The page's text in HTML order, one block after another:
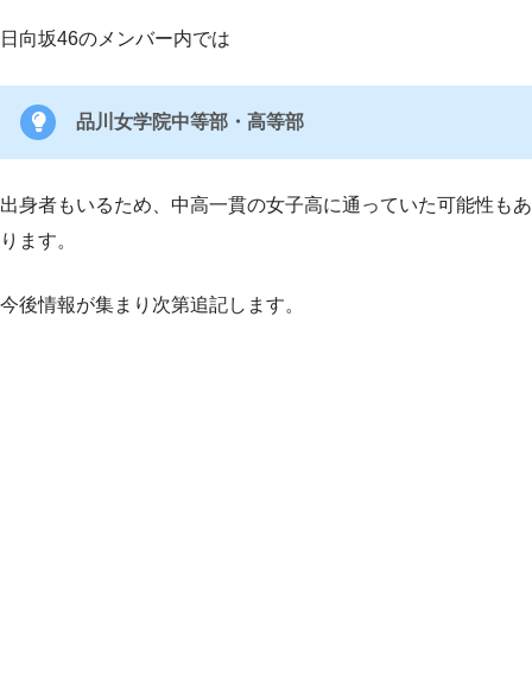
日向坂46のメンバー内では
品川女学院中等部・高等部
出身者もいるため、中高一貫の女子高に通っていた可能性もあ
ります。
今後情報が集まり次第追記します。